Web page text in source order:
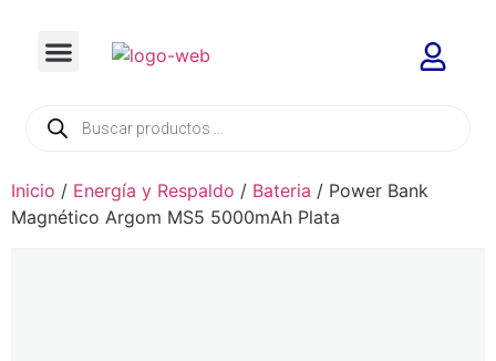
Inicio / Energía y Respaldo / Bateria / Power Bank
Magnético Argom MS5 5000mAh Plata